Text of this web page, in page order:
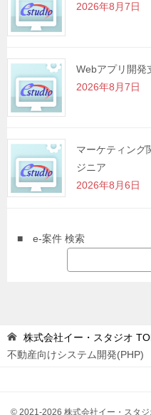
2026年8月7日
Webアプリ開発
2026年8月7日
マーケティング
ジニア
2026年8月6日
■ e-案件 検索
株式会社イー・スタジオ
不動産向けシステム開発(PHP)
© 2021-2026 株式会社イー・スタジ